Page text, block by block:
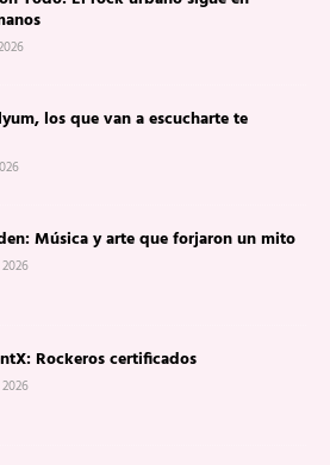
los que van a escucharte te
Música y arte que forjaron un mito
Rockeros certificados